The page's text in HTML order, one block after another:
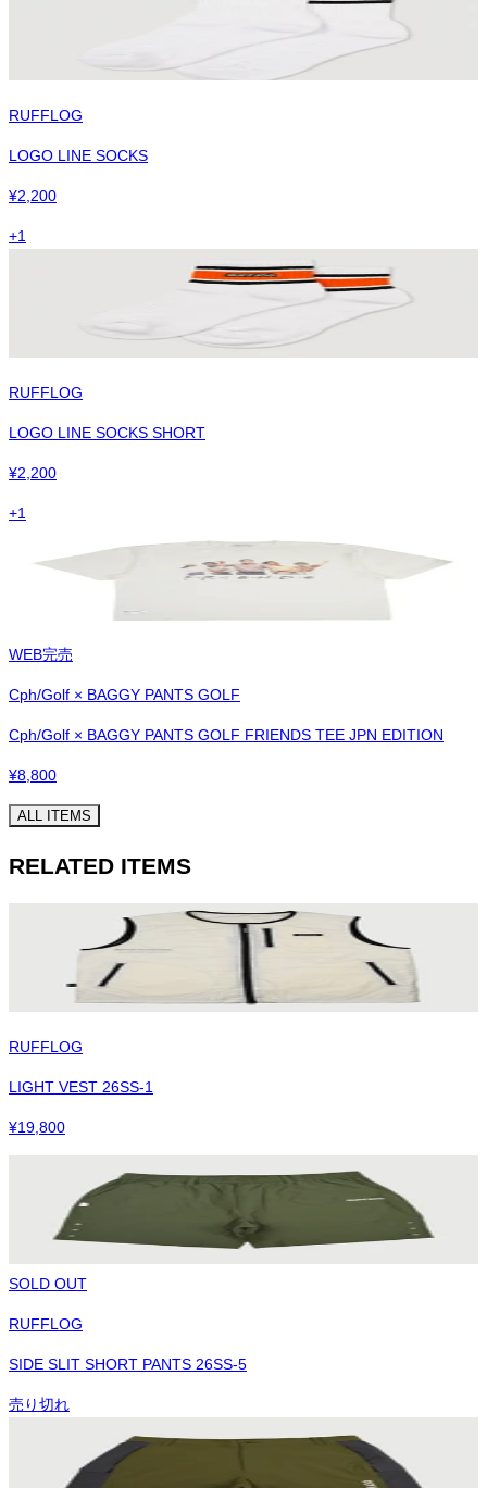
RUFFLOG
LOGO LINE SOCKS
¥2,200
+1
RUFFLOG
LOGO LINE SOCKS SHORT
¥2,200
+1
WEB完売
Cph/Golf × BAGGY PANTS GOLF
Cph/Golf × BAGGY PANTS GOLF FRIENDS TEE JPN EDITION
¥8,800
ALL ITEMS
RELATED ITEMS
RUFFLOG
LIGHT VEST 26SS-1
¥19,800
SOLD OUT
RUFFLOG
SIDE SLIT SHORT PANTS 26SS-5
売り切れ